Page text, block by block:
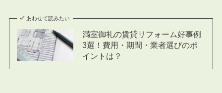
あわせて読みたい
満室御礼の賃貸リフォーム好事例
3選！費用・期間・業者選びのポ
イントは？